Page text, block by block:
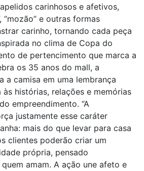
carinhosos e afetivos,
“mozão” e outras formas
carinho, tornando cada peça
no clima de Copa do
de pertencimento que marca a
os 35 anos do mall, a
a camisa em uma lembrança
histórias, relações e memórias
empreendimento. “A
justamente esse caráter
mais do que levar para casa
clientes poderão criar um
própria, pensado
amam. A ação une afeto e